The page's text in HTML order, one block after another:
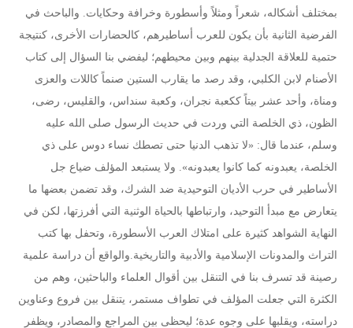
بمختلف أشكاله، شعراً ومثلاً وأسطورة وخرافة وحكايات. والباحث في
الفرضية الثانية بأن يكون للعرب أساطيرهم، كالحضارات الأخرى، كنتيجة
حتمية للعلاقة الجدلية بينهم وبين محيطهم؛ ليفضي بنا السؤال إلى كتاب
الأصنام لابن الكلبي، وقد رصد ما يقارب الستين صنماً كاللات والعزى
ومناة، وأحد عشر بيتاً ككعبة نجران، وكعبة سنداس، والقليس، رضى،
الظون، ذي الخلصة التي وردت في حديث الرسول صلى الله عليه
وسلم، عندما قال: «لا تذهب الدنيا حتى تصطك نساء دوس على ذي
الخلصة، يعبدونه كما كانوا يعبدونه». ولا يستبعد المؤلف ضياع جل
الأساطير في حرب الأديان التوحيدية ضد الشرك، وقد تضمن بعضها ما
يتعارض مع مبدأ التوحيد، وارتباطها بالحياة الوثنية التي أفرزتها، لكن في
النهاية الشواهد كثيرة على امتلاك العرب الأسطورة، وتحفل بها كتب
التراث والمدونات الإسلامية والأدبية والتاريخية.والواقع أن دراسة علمية
رصينة قد تسرف بنا في التنقل بين أقوال العلماء والباحثين، وهم من
الكثرة التي جعلت المؤلف في تطواف مستمر، يتنقل بين فروع وعناوين
دراسته، ويقلبها على وجوه عدة؛ ليحظى بين المراجع والمصادر، ويظفر